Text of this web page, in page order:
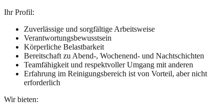
Ihr Profil:
Zuverlässige und sorgfältige Arbeitsweise
Verantwortungsbewusstsein
Körperliche Belastbarkeit
Bereitschaft zu Abend-, Wochenend- und Nachtschichten
Teamfähigkeit und respektvoller Umgang mit anderen
Erfahrung im Reinigungsbereich ist von Vorteil, aber nicht
erforderlich
Wir bieten: